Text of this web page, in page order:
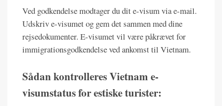
Ved godkendelse modtager du dit e-visum via e-mail.
Udskriv e-visumet og gem det sammen med dine
rejsedokumenter. E-visumet vil være påkrævet for
immigrationsgodkendelse ved ankomst til Vietnam.
Sådan kontrolleres Vietnam e-
visumstatus for estiske turister: